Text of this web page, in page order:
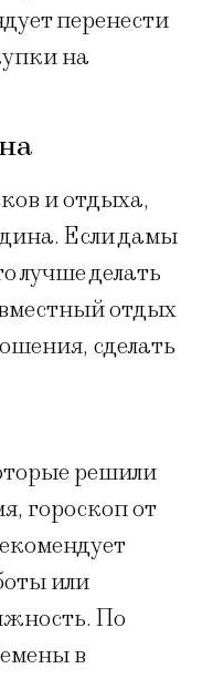
перенести
на
и отдыха,
Если дамы
лучше делать
отдых
сделать
решили
гороскоп от
или
По
в